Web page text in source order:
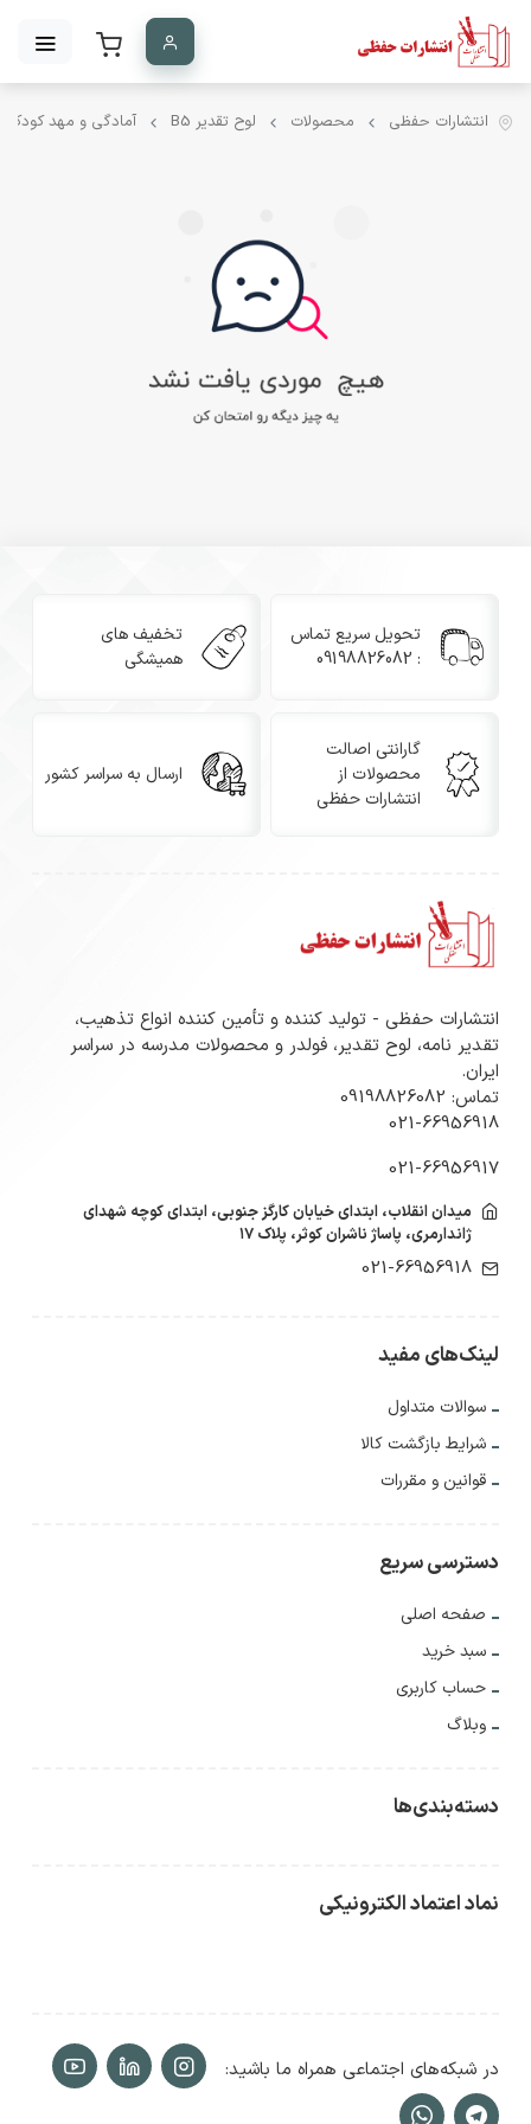
انتشارات حفظی محصولات لوح تقدیر B5 آمادگی و مهد کودک
تحویل سریع تماس
: 09198826082
تخفیف های
همیشگی
گارانتی اصالت
محصولات از
انتشارات حفظی
ارسال به سراسر کشور
انتشارات حفظی - تولید کننده و تأمین کننده انواع تذهیب،
تقدیر نامه، لوح تقدیر، فولدر و محصولات مدرسه در سراسر
ایران.
تماس: 09198826082
021-66956918
021-66956917
میدان انقلاب، ابتدای خیابان کارگز جنوبی، ابتدای کوچه شهدای
ژاندارمری، پاساژ ناشران کوثر، پلاک ۱۷
021-66956918
لینک‌های مفید
سوالات متداول
شرایط بازگشت کالا
قوانین و مقررات
دسترسی سریع
صفحه اصلی
سبد خرید
حساب کاربری
وبلاگ
دسته‌بندی‌ها
نماد اعتماد الکترونیکی
در شبکه‌های اجتماعی همراه ما باشید: